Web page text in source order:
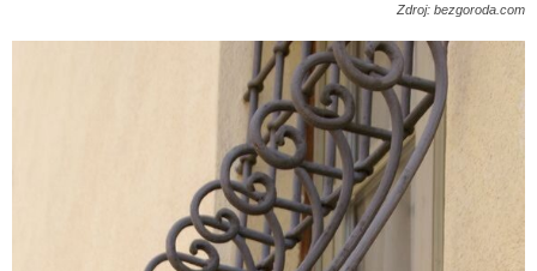
Zdroj: bezgoroda.com